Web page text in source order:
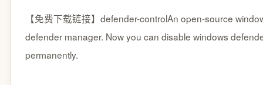
【免费下载链接】defender-controlAn open-source
defender manager. Now you can disable windows
permanently.